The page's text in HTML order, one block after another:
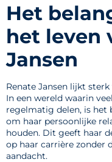
Het
het leven
Jansen
Renate Jansen lijkt
In een wereld waarin
regelmatig delen, is het
om haar persoonlijke
houden. Dit geeft haar
op haar carrière zonder
aandacht.